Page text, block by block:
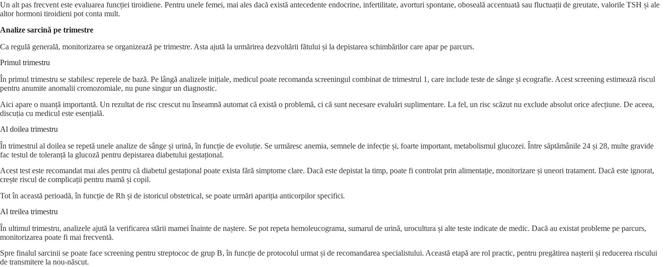
Un alt pas frecvent este evaluarea funcției tiroidiene. Pentru unele femei, mai ales dacă există antecedente endocrine, infertilitate, avorturi spontane, oboseală accentuată sau fluctuații de greutate, valorile TSH și ale
altor hormoni tiroidieni pot conta mult.
Analize sarcină pe trimestre
Ca regulă generală, monitorizarea se organizează pe trimestre. Asta ajută la urmărirea dezvoltării fătului și la depistarea schimbărilor care apar pe parcurs.
Primul trimestru
În primul trimestru se stabilesc reperele de bază. Pe lângă analizele inițiale, medicul poate recomanda screeningul combinat de trimestrul 1, care include teste de sânge și ecografie. Acest screening estimează riscul
pentru anumite anomalii cromozomiale, nu pune singur un diagnostic.
Aici apare o nuanță importantă. Un rezultat de risc crescut nu înseamnă automat că există o problemă, ci că sunt necesare evaluări suplimentare. La fel, un risc scăzut nu exclude absolut orice afecțiune. De aceea,
discuția cu medicul este esențială.
Al doilea trimestru
În trimestrul al doilea se repetă unele analize de sânge și urină, în funcție de evoluție. Se urmăresc anemia, semnele de infecție și, foarte important, metabolismul glucozei. Între săptămânile 24 și 28, multe gravide
fac testul de toleranță la glucoză pentru depistarea diabetului gestațional.
Acest test este recomandat mai ales pentru că diabetul gestațional poate exista fără simptome clare. Dacă este depistat la timp, poate fi controlat prin alimentație, monitorizare și uneori tratament. Dacă este ignorat,
crește riscul de complicații pentru mamă și copil.
Tot în această perioadă, în funcție de Rh și de istoricul obstetrical, se poate urmări apariția anticorpilor specifici.
Al treilea trimestru
În ultimul trimestru, analizele ajută la verificarea stării mamei înainte de naștere. Se pot repeta hemoleucograma, sumarul de urină, urocultura și alte teste indicate de medic. Dacă au existat probleme pe parcurs,
monitorizarea poate fi mai frecventă.
Spre finalul sarcinii se poate face screening pentru streptococ de grup B, în funcție de protocolul urmat și de recomandarea specialistului. Această etapă are rol practic, pentru pregătirea nașterii și reducerea riscului
de transmitere la nou-născut.